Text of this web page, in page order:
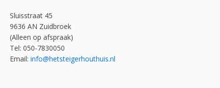
Sluisstraat 45
9636 AN Zuidbroek
(Alleen op afspraak)
Tel: 050-7830050
Email: info@hetsteigerhouthuis.nl